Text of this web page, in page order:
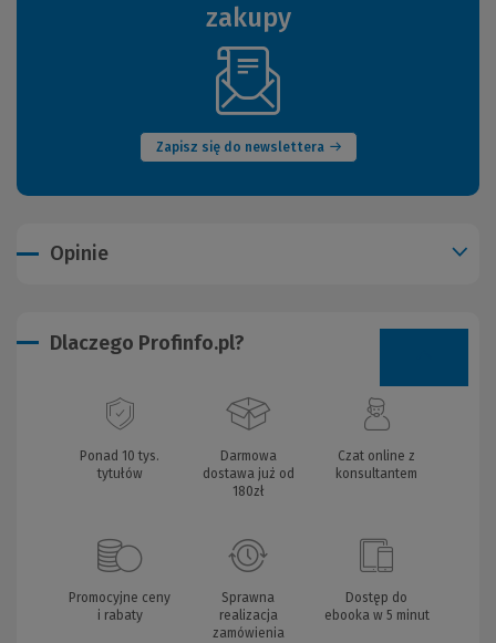
zakupy
Zapisz się do newslettera
(Nowe
okno)
Opinie
Dlaczego Profinfo.pl?
Ponad 10 tys.
tytułów
Darmowa
dostawa już od
180zł
Czat online z
konsultantem
Promocyjne ceny
i rabaty
Sprawna
realizacja
zamówienia
Dostęp do
ebooka w 5 minut